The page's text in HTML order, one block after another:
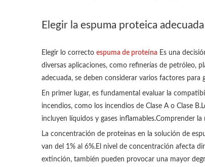
Elegir la espuma proteica adecuada
Elegir lo correcto espuma de proteína Es una
diversas aplicaciones, como refinerías de petróleo,
adecuada, se deben considerar varios factores
En primer lugar, es fundamental evaluar la
incendios, como los incendios de Clase A o Clase
incluyen líquidos y gases inflamables.Comprender
La concentración de proteínas en la solución de
van del 1% al 6%.El nivel de concentración afecta
extinción, también pueden provocar una mayor